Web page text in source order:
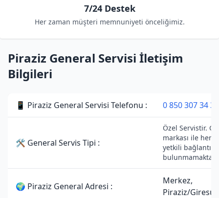
7/24 Destek
Her zaman müşteri memnuniyeti önceliğimiz.
Piraziz General Servisi İletişim
Bilgileri
📱 Piraziz General Servisi Telefonu : 0 850 307 34 38
🛠 General Servis Tipi :
Özel Servistir.
markası ile
yetkili bağlantısı
🌍 Piraziz General Adresi :
Merkez,
Piraziz/Giresun